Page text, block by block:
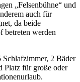
„Felsenbühne“ und
auch für
da beide
betreten werden
2 Bäder
Platz für große oder